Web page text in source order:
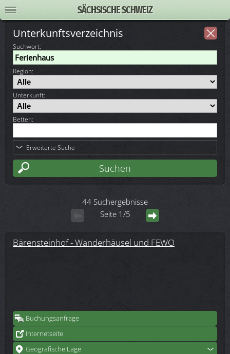
SÄCHSISCHE SCHWEIZ
Unterkunftsverzeichnis
Suchwort:
Region:
Unterkunft:
Betten:
Erweiterte Suche
44 Suchergebnisse
Seite 1/5
Bärensteinhof - Wanderhäusel und FEWO
Buchungsanfrage
Internetseite
Geografische Lage